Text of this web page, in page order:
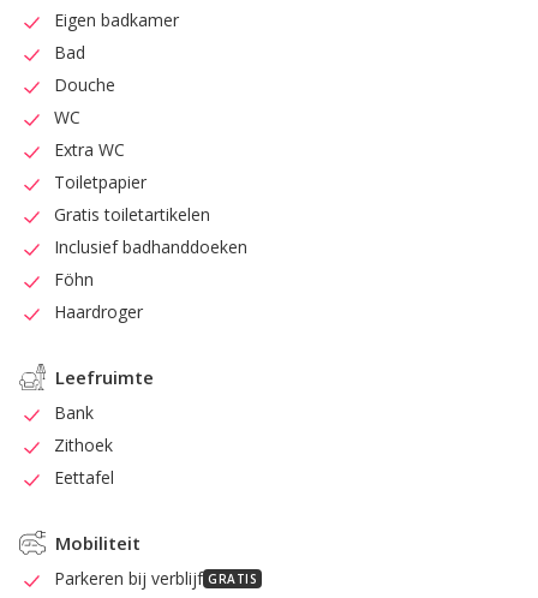
Eigen badkamer
Bad
Douche
WC
Extra WC
Toiletpapier
Gratis toiletartikelen
Inclusief badhanddoeken
Föhn
Haardroger
Leefruimte
Bank
Zithoek
Eettafel
Mobiliteit
Parkeren bij verblijf GRATIS